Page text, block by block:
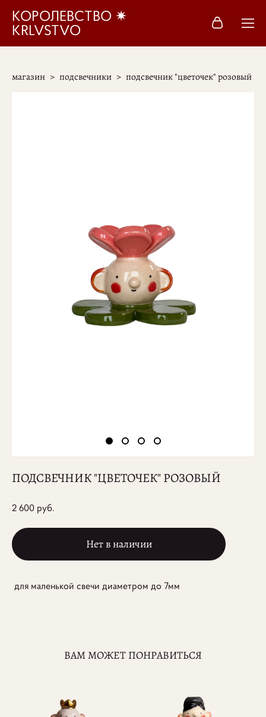
КОРОЛЕВСТВО ✷
KRLVSTVO
магазин > подсвечники > подсвечник "цветочек" розовый
ПОДСВЕЧНИК "ЦВЕТОЧЕК" РОЗОВЫЙ
2 600 pуб.
Нет в наличии
для маленькой свечи диаметром до 7мм
ВАМ МОЖЕТ ПОНРАВИТЬСЯ